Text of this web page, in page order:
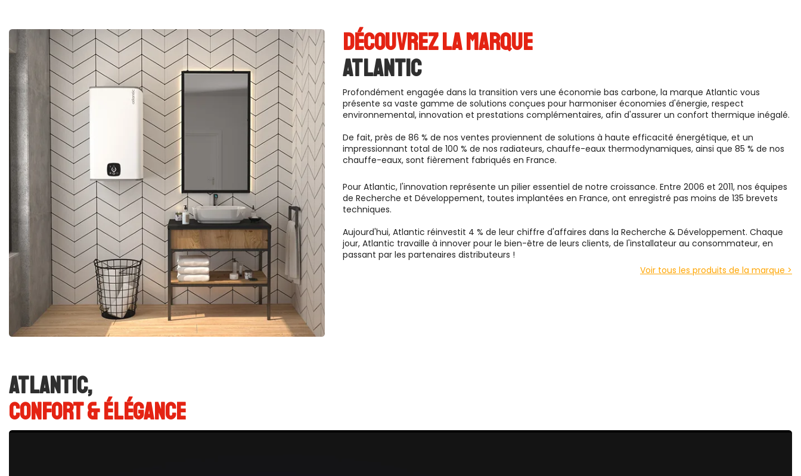
DÉCOUVREZ LA MARQUE
ATLANTIC
Profondément engagée dans la transition vers une économie bas carbone, la marque Atlantic vous
présente sa vaste gamme de solutions conçues pour harmoniser économies d'énergie, respect
environnemental, innovation et prestations complémentaires, afin d'assurer un confort thermique inégalé.
De fait, près de 86 % de nos ventes proviennent de solutions à haute efficacité énergétique, et un
impressionnant total de 100 % de nos radiateurs, chauffe-eaux thermodynamiques, ainsi que 85 % de nos
chauffe-eaux, sont fièrement fabriqués en France.
Pour Atlantic, l'innovation représente un pilier essentiel de notre croissance. Entre 2006 et 2011, nos équipes
de Recherche et Développement, toutes implantées en France, ont enregistré pas moins de 135 brevets
techniques.
Aujourd'hui, Atlantic réinvestit 4 % de leur chiffre d'affaires dans la Recherche & Développement. Chaque
jour, Atlantic travaille à innover pour le bien-être de leurs clients, de l'installateur au consommateur, en
passant par les partenaires distributeurs !
Voir tous les produits de la marque >
ATLANTIC,
CONFORT & ÉLÉGANCE